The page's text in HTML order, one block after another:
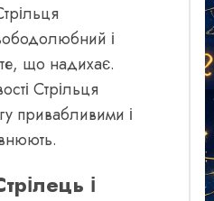
і
що надихає.
Стрільця
привабливими і
і